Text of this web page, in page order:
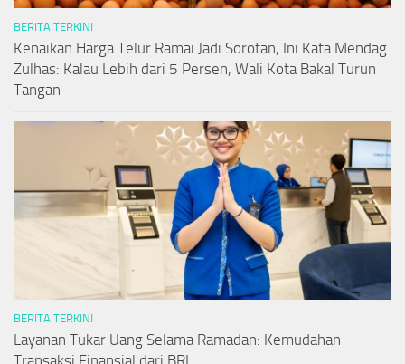
BERITA TERKINI
Kenaikan Harga Telur Ramai Jadi Sorotan, Ini Kata Mendag
Zulhas: Kalau Lebih dari 5 Persen, Wali Kota Bakal Turun
Tangan
BERITA TERKINI
Layanan Tukar Uang Selama Ramadan: Kemudahan